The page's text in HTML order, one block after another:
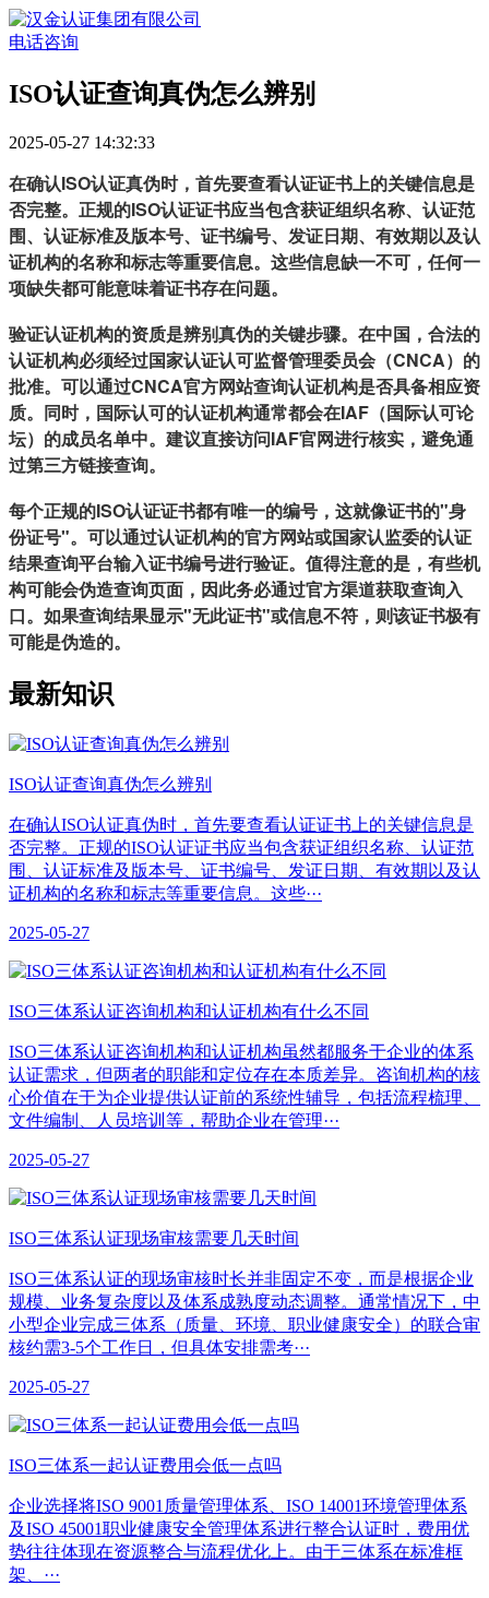
电话咨询
ISO认证查询真伪怎么辨别
2025-05-27 14:32:33
在确认ISO认证真伪时，首先要查看认证证书上的关键信息是
否完整。正规的ISO认证证书应当包含获证组织名称、认证范
围、认证标准及版本号、证书编号、发证日期、有效期以及认
证机构的名称和标志等重要信息。这些信息缺一不可，任何一
项缺失都可能意味着证书存在问题。
验证认证机构的资质是辨别真伪的关键步骤。在中国，合法的
认证机构必须经过国家认证认可监督管理委员会（CNCA）的
批准。可以通过CNCA官方网站查询认证机构是否具备相应资
质。同时，国际认可的认证机构通常都会在IAF（国际认可论
坛）的成员名单中。建议直接访问IAF官网进行核实，避免通
过第三方链接查询。
每个正规的ISO认证证书都有唯一的编号，这就像证书的"身
份证号"。可以通过认证机构的官方网站或国家认监委的认证
结果查询平台输入证书编号进行验证。值得注意的是，有些机
构可能会伪造查询页面，因此务必通过官方渠道获取查询入
口。如果查询结果显示"无此证书"或信息不符，则该证书极有
可能是伪造的。
最新知识
ISO认证查询真伪怎么辨别
在确认ISO认证真伪时，首先要查看认证证书上的关键信息是
否完整。正规的ISO认证证书应当包含获证组织名称、认证范
围、认证标准及版本号、证书编号、发证日期、有效期以及认
证机构的名称和标志等重要信息。这些···
2025-05-27
ISO三体系认证咨询机构和认证机构有什么不同
ISO三体系认证咨询机构和认证机构虽然都服务于企业的体系
认证需求，但两者的职能和定位存在本质差异。咨询机构的核
心价值在于为企业提供认证前的系统性辅导，包括流程梳理、
文件编制、人员培训等，帮助企业在管理···
2025-05-27
ISO三体系认证现场审核需要几天时间
ISO三体系认证的现场审核时长并非固定不变，而是根据企业
规模、业务复杂度以及体系成熟度动态调整。通常情况下，中
小型企业完成三体系（质量、环境、职业健康安全）的联合审
核约需3-5个工作日，但具体安排需考···
2025-05-27
ISO三体系一起认证费用会低一点吗
企业选择将ISO 9001质量管理体系、ISO 14001环境管理体系
及ISO 45001职业健康安全管理体系进行整合认证时，费用优
势往往体现在资源整合与流程优化上。由于三体系在标准框
架、···